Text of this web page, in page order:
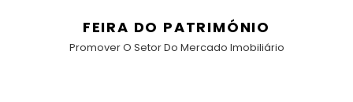
FEIRA DO PATRIMÓNIO
Promover O Setor Do Mercado Imobiliário